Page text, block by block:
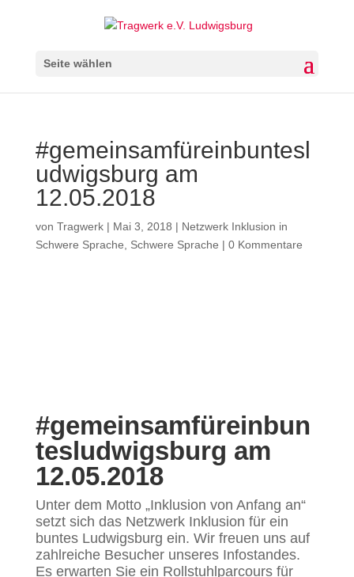
Seite wählen
#gemeinsamfüreinbuntesl
udwigsburg am
12.05.2018
von Tragwerk| Mai 3, 2018 | Netzwerk Inklusion in
Schwere Sprache
Schwere Sprache | 0 Kommentare
#gemeinsamfüreinbun
tesludwigsburg am
12.05.2018
Unter dem Motto „Inklusion von Anfang an“
setzt sich das Netzwerk Inklusion für ein
buntes Ludwigsburg ein. Wir freuen uns auf
zahlreiche Besucher unseres Infostandes.
Es erwarten Sie ein Rollstuhlparcours für